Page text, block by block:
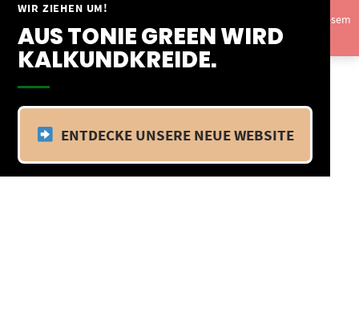
WIR ZIEHEN UM!
AUS TONIE GREEN WIRD
KALKUNDKREIDE.
ENTDECKE UNSERE NEUE WEBSITE
Springe
Inhalt
Vom 09.04.25 - 20.04.25 befinden wir uns im Betriebsurlaub. In diesem
Zeitraum findet kein Versand statt.Ausblenden